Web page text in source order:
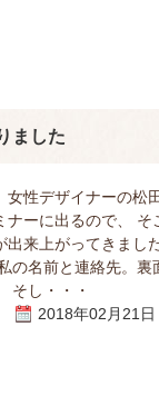
ました
女性デザイナーの
ナーに出るので、 そ
出来上がってきまし
の名前と連絡先。裏
そし・・・
2018年02月21日